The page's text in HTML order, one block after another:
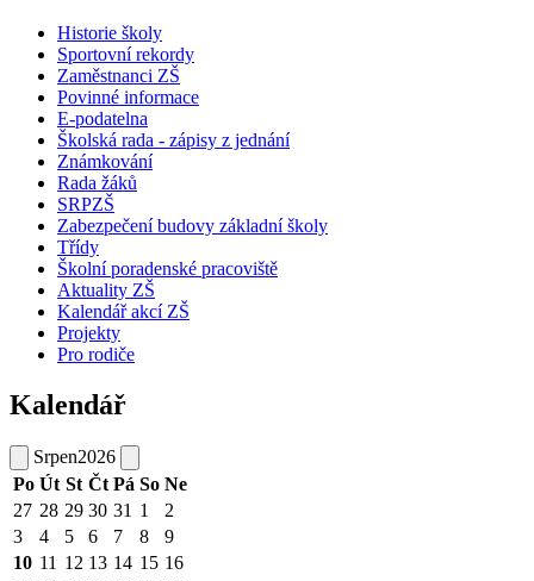
Historie školy
Sportovní rekordy
Zaměstnanci ZŠ
Povinné informace
E-podatelna
Školská rada - zápisy z jednání
Známkování
Rada žáků
SRPZŠ
Zabezpečení budovy základní školy
Třídy
Školní poradenské pracoviště
Aktuality ZŠ
Kalendář akcí ZŠ
Projekty
Pro rodiče
Kalendář
Srpen2026
Po Út St Čt Pá So Ne
27 28 29 30 31 1
2
3
4 5 6 7 8
9
10 11 12 13 14 15 16